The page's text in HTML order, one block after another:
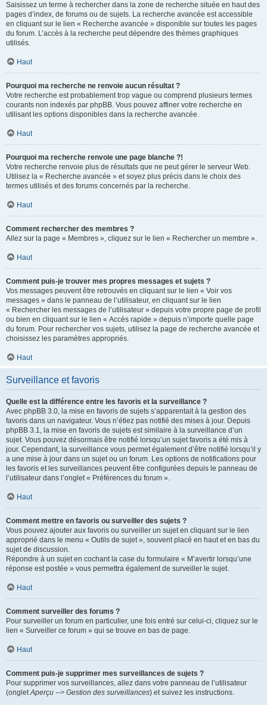
Saisissez un terme à rechercher dans la zone de recherche située en haut des
pages d’index, de forums ou de sujets. La recherche avancée est accessible
en cliquant sur le lien « Recherche avancée » disponible sur toutes les pages
du forum. L’accès à la recherche peut dépendre des thèmes graphiques
utilisés.
Haut
Pourquoi ma recherche ne renvoie aucun résultat ?
Votre recherche est probablement trop vague ou comprend plusieurs termes
courants non indexés par phpBB. Vous pouvez affiner votre recherche en
utilisant les options disponibles dans la recherche avancée.
Haut
Pourquoi ma recherche renvoie une page blanche ?!
Votre recherche renvoie plus de résultats que ne peut gérer le serveur Web.
Utilisez la « Recherche avancée » et soyez plus précis dans le choix des
termes utilisés et des forums concernés par la recherche.
Haut
Comment rechercher des membres ?
Allez sur la page « Membres », cliquez sur le lien « Rechercher un membre ».
Haut
Comment puis-je trouver mes propres messages et sujets ?
Vos messages peuvent être retrouvés en cliquant sur le lien « Voir vos
messages » dans le panneau de l’utilisateur, en cliquant sur le lien
« Rechercher les messages de l’utilisateur » depuis votre propre page de profil
ou bien en cliquant sur le lien « Accès rapide » depuis n’importe quelle page
du forum. Pour rechercher vos sujets, utilisez la page de recherche avancée et
choisissez les paramètres appropriés.
Haut
Surveillance et favoris
Quelle est la différence entre les favoris et la surveillance ?
Avec phpBB 3.0, la mise en favoris de sujets s’apparentait à la gestion des
favoris dans un navigateur. Vous n’étiez pas notifié des mises à jour. Depuis
phpBB 3.1, la mise en favoris de sujets est similaire à la surveillance d’un
sujet. Vous pouvez désormais être notifié lorsqu’un sujet favoris a été mis à
jour. Cependant, la surveillance vous permet également d’être notifié lorsqu’il y
a une mise à jour dans un sujet ou un forum. Les options de notifications pour
les favoris et les surveillances peuvent être configurées depuis le panneau de
l’utilisateur dans l’onglet « Préférences du forum ».
Haut
Comment mettre en favoris ou surveiller des sujets ?
Vous pouvez ajouter aux favoris ou surveiller un sujet en cliquant sur le lien
approprié dans le menu « Outils de sujet », souvent placé en haut et en bas du
sujet de discussion.
Répondre à un sujet en cochant la case du formulaire « M’avertir lorsqu’une
réponse est postée » vous permettra également de surveiller le sujet.
Haut
Comment surveiller des forums ?
Pour surveiller un forum en particulier, une fois entré sur celui-ci, cliquez sur le
lien « Surveiller ce forum » qui se trouve en bas de page.
Haut
Comment puis-je supprimer mes surveillances de sujets ?
Pour supprimer vos surveillances, allez dans votre panneau de l’utilisateur
(ongletAperçu --> Gestion des surveillances) et suivez les instructions.